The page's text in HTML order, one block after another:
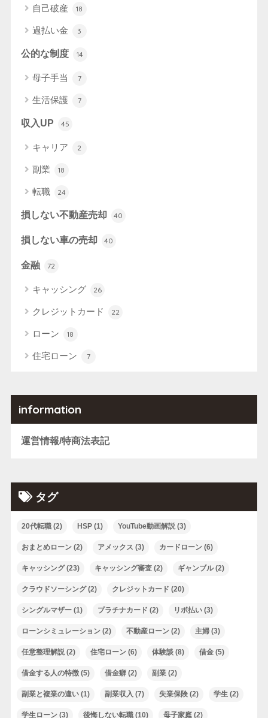
自己破産 18
過払い金 3
公的な制度 14
母子手当 7
生活保護 7
収入UP 45
キャリア 2
副業 18
転職 24
損しない不動産売却 40
損しない車の売却 40
金融 72
キャッシング 26
クレジットカード 22
ローン 18
住宅ローン 7
information
運営情報/特商法表記
タグ
20代転職(2) HSP(1) YouTube動画解説(3)
おまとめローン(2) アメックス (3) カードローン(6)
キャッシング(23) キャッシング審査(2) ギャンブル(2)
クラウドソーシング(2) クレジットカード (20)
シングルマザー(1) プラチナカード (2) リボ払い(3)
ローンシミュレーション(2) 不動産ローン(2) 主婦(3)
任意整理解説(2) 住宅ローン(6) 体験談(8) 借金(5)
借金する人の特徴(5) 借金癖(2) 副業(2)
副業と複業の違い(1) 副業収入 (7) 失業保険(2) 学生(2)
学生ローン(3) 後悔しない転職(10) 母子家庭(2)